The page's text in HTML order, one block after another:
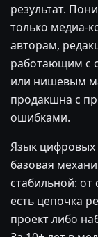
результат.
только медиа-
авторам,
работающим с
или нишевым
продакшна с
ошибками.
Язык цифровых
базовая
стабильной: от
есть цепочка
проект либо